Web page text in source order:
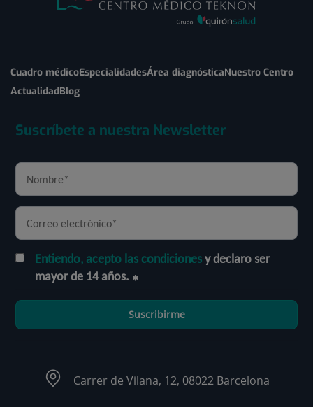
Cuadro médicoEspecialidadesÁrea diagnósticaNuestro Centro
ActualidadBlog
Suscríbete a nuestra Newsletter
Entiendo, acepto las condicionesy declaro ser
mayor de 14 años.
Suscribirme
Carrer de Vilana, 12, 08022 Barcelona